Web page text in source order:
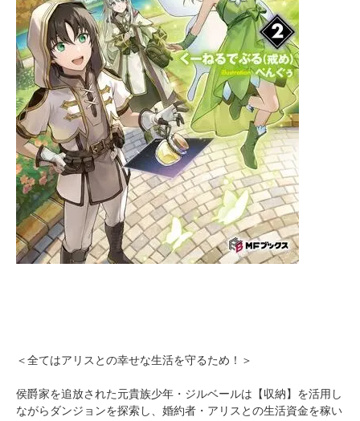
＜全てはアリスとの幸せな生活を守るため！＞
侯爵家を追放された元貴族少年・ジルベールは【収納】を活用し
ながらダンジョンを探索し、婚約者・アリスとの生活資金を稼い